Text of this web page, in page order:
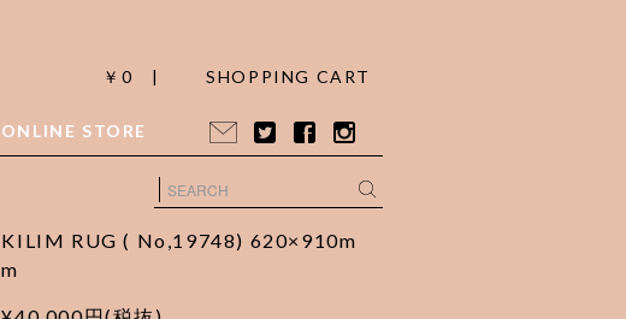
￥0 | SHOPPING CART
ONLINE STORE
KILIM RUG ( No,19748) 620×910m
m